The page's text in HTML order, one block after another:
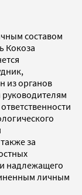
составом
Кокоза
из органов
руководителям
за
надлежащего
личным